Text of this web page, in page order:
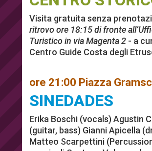
Visita gratuita senza
ritrovo ore 18:15 di fronte
Turistico in via Magenta 2- a
Centro Guide Costa degli
ore 21:00 Piazza
SINEDADES
Erika Boschi (vocals) Agustin
(guitar, bass) Gianni Apicella
Matteo Scarpettini